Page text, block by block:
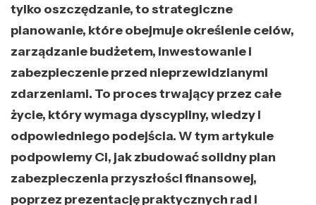
tylko oszczędzanie, to strategiczne
planowanie, które obejmuje określenie celów,
zarządzanie budżetem, inwestowanie i
zabezpieczenie przed nieprzewidzianymi
zdarzeniami. To proces trwający przez całe
życie, który wymaga dyscypliny, wiedzy i
odpowiedniego podejścia. W tym artykule
podpowiemy Ci, jak zbudować solidny plan
zabezpieczenia przyszłości finansowej,
poprzez prezentację praktycznych rad i